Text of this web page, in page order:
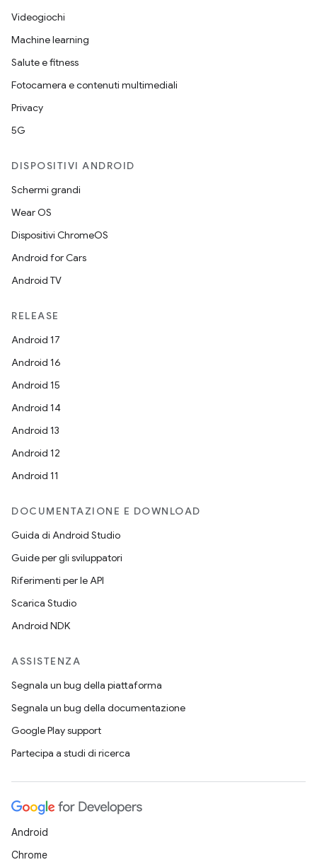
Videogiochi
Machine learning
Salute e fitness
Fotocamera e contenuti multimediali
Privacy
5G
DISPOSITIVI ANDROID
Schermi grandi
Wear OS
Dispositivi ChromeOS
Android for Cars
Android TV
RELEASE
Android 17
Android 16
Android 15
Android 14
Android 13
Android 12
Android 11
DOCUMENTAZIONE E DOWNLOAD
Guida di Android Studio
Guide per gli sviluppatori
Riferimenti per le API
Scarica Studio
Android NDK
ASSISTENZA
Segnala un bug della piattaforma
Segnala un bug della documentazione
Google Play support
Partecipa a studi di ricerca
Android
Chrome